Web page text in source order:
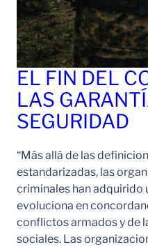
EL FIN DEL
LAS
SEGURIDAD
“Más allá de las
estandarizadas, las
criminales han adquirido
evoluciona en
conflictos armados y de
sociales. Las